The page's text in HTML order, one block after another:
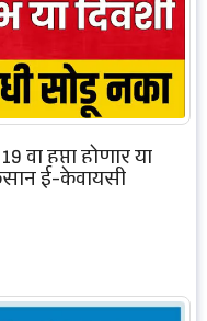
वा हप्ता होणार या
ई-केवायसी